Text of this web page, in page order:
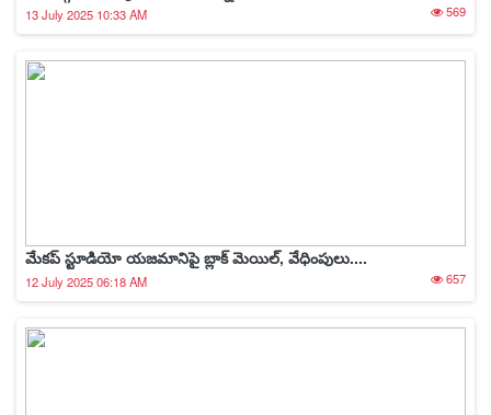
13 July 2025 10:33 AM 569
మేకప్ స్టూడియో యజమానిపై బ్లాక్ మెయిల్, వేధింపులు....
12 July 2025 06:18 AM 657